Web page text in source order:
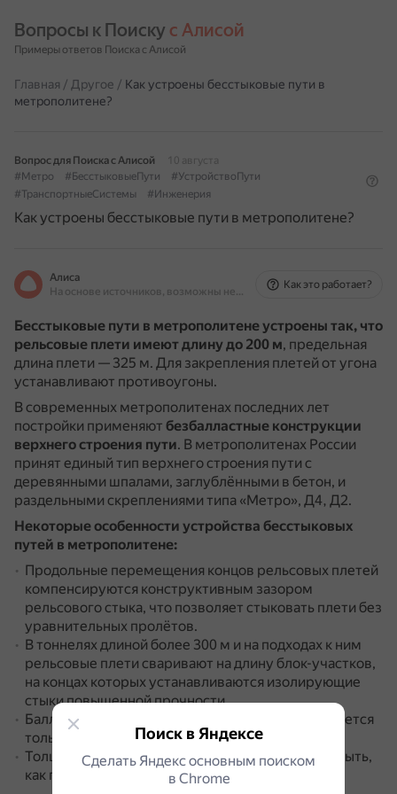
Вопросы к Поиску с Алисой
Примеры ответов Поиска с Алисой
Главная / Другое / Как устроены бесстыковые пути в
метрополитене?
Вопрос для Поиска с Алисой
10 августа
#Метро
#БесстыковыеПути
#УстройствоПути
#ТранспортныеСистемы
#Инженерия
Как устроены бесстыковые пути в метрополитене?
Алиса
На основе источников, возможны неточности
Как это работает?
Бесстыковые пути в метрополитене устроены так, что
рельсовые плети имеют длину до 200 м, предельная
длина плети — 325 м. Для закрепления плетей от угона
устанавливают противоугоны.
В современных метрополитенах последних лет
постройки применяют безбалластные конструкции
верхнего строения пути. В метрополитенах России
принят единый тип верхнего строения пути с
деревянными шпалами, заглублёнными в бетон, и
раздельными скреплениями типа «Метро», Д4, Д2.
Некоторые особенности устройства бесстыковых
путей в метрополитене:
Продольные перемещения концов рельсовых плетей
компенсируются конструктивным зазором
рельсового стыка, что позволяет стыковать плети без
уравнительных пролётов.
В тоннелях длиной более 300 м и на подходах к ним
рельсовые плети сваривают на длину блок-участков,
на концах которых устанавливаются изолирующие
стыки повышенной прочности.
Балласт в тоннелях и на подходах к ним применяется
только из камня твёрдых пород.
Толщина балластного слоя под шпалой должна быть,
как правило, не менее 25 см.
Поиск в Яндексе
Сделать Яндекс основным поиском
в Сhrome